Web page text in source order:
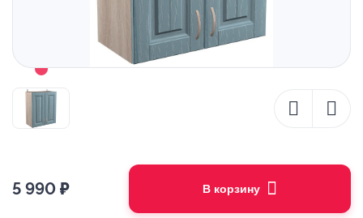
5 990 ₽ В корзину